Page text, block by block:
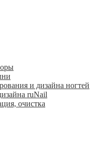
и дизайна ногтей
ruNail
очистка